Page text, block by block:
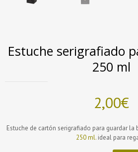
Estuche serigrafiado
250 ml
2,00€
Estuche de cartón serigrafiado para guardar la
250 ml.ideal para